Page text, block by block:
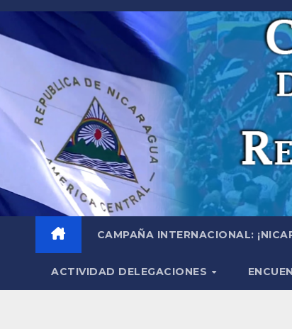
Saltar
al
contenido
CAMPAÑA INTERNACIONAL:
ACTIVIDAD DELEGACIONES